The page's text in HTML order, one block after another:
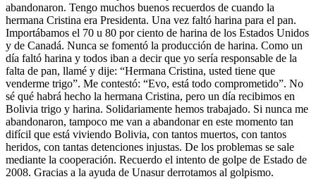
abandonaron. Tengo muchos buenos recuerdos de cuando la
hermana Cristina era Presidenta. Una vez faltó harina para el pan.
Importábamos el 70 u 80 por ciento de harina de los Estados Unidos
y de Canadá. Nunca se fomentó la producción de harina. Como un
día faltó harina y todos iban a decir que yo sería responsable de la
falta de pan, llamé y dije: “Hermana Cristina, usted tiene que
venderme trigo”. Me contestó: “Evo, está todo comprometido”. No
sé qué habrá hecho la hermana Cristina, pero un día recibimos en
Bolivia trigo y harina. Solidariamente hemos trabajado. Si nunca me
abandonaron, tampoco me van a abandonar en este momento tan
difícil que está viviendo Bolivia, con tantos muertos, con tantos
heridos, con tantas detenciones injustas. De los problemas se sale
mediante la cooperación. Recuerdo el intento de golpe de Estado de
2008. Gracias a la ayuda de Unasur derrotamos al golpismo.